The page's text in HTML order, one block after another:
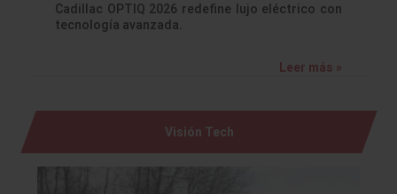
Cadillac OPTIQ 2026 redefine lujo eléctrico con
tecnología avanzada.
Leer más »
Visión Tech